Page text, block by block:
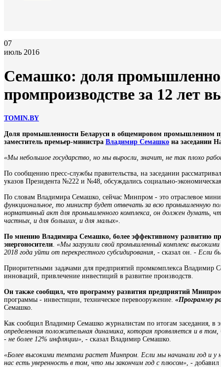
07
июль 2016
Семашко: доля
промпроизводстве за 12 лет
TOMIN.BY
Доля промышленности Беларуси в общемировом промышленном
заместитель премьер-министра Владимир Семашко на заседании
«Мы небольшое государство, но мы выросли, значит, не так плохо
По сообщению пресс-службы правительства, на заседании
указов Президента №222 и №48, обсуждались социально-
По словам Владимира Семашко, сейчас Минпром - это отраслевое
функциональное, то министр будет отвечать за всю промышленную
нормативный акт для промышленного комплекса, он должен думать,
частных, и для больших, и для малых»
По мнению Владимира Семашко, более эффективному развитию
энергоносители «Мы загрузили свой промышленный комплекс
2018 года уйти от перекрестного субсидирования , - сказал он. - Если
Приоритетными задачами для предприятий промкомплекса
инноваций, привлечение инвестиций в развитие производств.
Он также сообщил, что программу развития предприятий
программы - инвестиции, техническое перевооружение. «Программу
Семашко.
Как сообщил Владимир Семашко журналистам по итогам заседания, в
определенная положительная динамика, которая проявляется и в
- не более 12% инфляции» , - сказал Владимир Семашко.
«Более высокими темпами растет Минпром. Если мы начинали год и
нас есть уверенность в том, что мы закончим год с плюсом» , -